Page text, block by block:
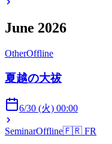
June 2026
OtherOffline
夏越の大祓
6/30 (火) 00:00
SeminarOffline🇫🇷 FR